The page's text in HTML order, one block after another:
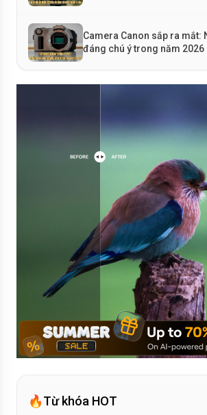
Camera Canon sắp ra mắt: Những tin đồn
đáng chú ý trong năm 2026
🔥Từ khóa HOT